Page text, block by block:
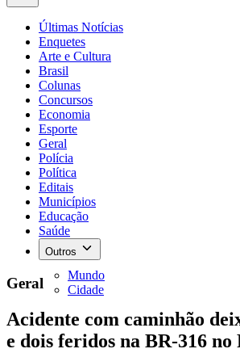
Últimas Notícias
Enquetes
Arte e Cultura
Brasil
Colunas
Concursos
Economia
Esporte
Geral
Polícia
Política
Editais
Municípios
Educação
Saúde
Outros
Mundo
Cidade
Geral
Acidente com caminhão
e dois feridos na BR-316 no